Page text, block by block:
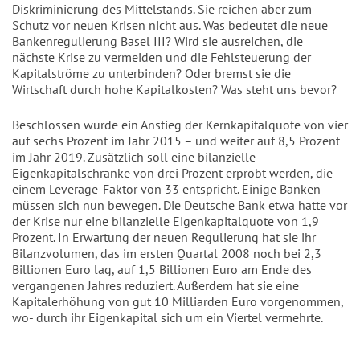
Diskriminierung des Mittelstands. Sie reichen aber zum
Schutz vor neuen Krisen nicht aus. Was bedeutet die neue
Bankenregulierung Basel III? Wird sie ausreichen, die
nächste Krise zu vermeiden und die Fehlsteuerung der
Kapitalströme zu unterbinden? Oder bremst sie die
Wirtschaft durch hohe Kapitalkosten? Was steht uns bevor?
Beschlossen wurde ein Anstieg der Kernkapitalquote von vier
auf sechs Prozent im Jahr 2015 – und weiter auf 8,5 Prozent
im Jahr 2019. Zusätzlich soll eine bilanzielle
Eigenkapitalschranke von drei Prozent erprobt werden, die
einem Leverage-Faktor von 33 entspricht. Einige Banken
müssen sich nun bewegen. Die Deutsche Bank etwa hatte vor
der Krise nur eine bilanzielle Eigenkapitalquote von 1,9
Prozent. In Erwartung der neuen Regulierung hat sie ihr
Bilanzvolumen, das im ersten Quartal 2008 noch bei 2,3
Billionen Euro lag, auf 1,5 Billionen Euro am Ende des
vergangenen Jahres reduziert. Außerdem hat sie eine
Kapitalerhöhung von gut 10 Milliarden Euro vorgenommen,
wo- durch ihr Eigenkapital sich um ein Viertel vermehrte.